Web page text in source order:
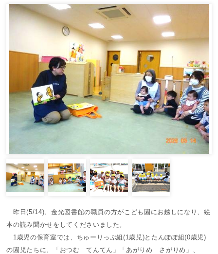
昨日(5/14)、金光図書館の職員の方がこども園にお越しになり、絵
本の読み聞かせをしてくださいました。
1歳児の保育室では、ちゅーりっぷ組(1歳児)とたんぽぽ組(0歳児)
の園児たちに、「おつむ てんてん」「あがりめ さがりめ」、